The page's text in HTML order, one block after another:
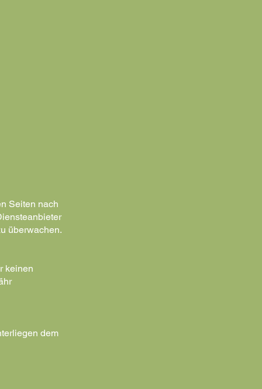
Seiten nach
überwachen.
keinen
dem